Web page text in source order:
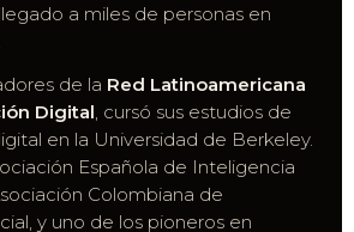
a miles de personas en
de la Red Latinoamericana
Digital , cursó sus estudios de
en la Universidad de Berkeley.
Española de Inteligencia
Colombiana de
y uno de los pioneros en